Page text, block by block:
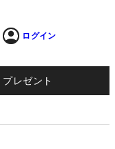
ログイン
プレゼント